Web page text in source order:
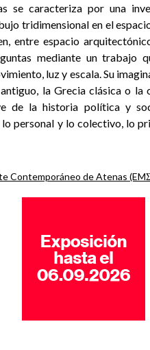
se caracteriza por una
tridimensional en el
entre espacio
mediante un trabajo
luz y escala. Su
la Grecia clásica o la
de la historia política y
personal y lo colectivo, lo
Contemporáneo de Atenas